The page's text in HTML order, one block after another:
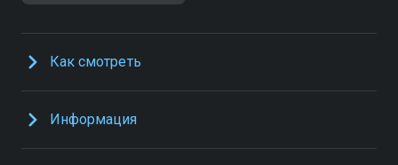
Как смотреть
Информация